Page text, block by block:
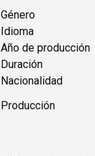
Género
Idioma
Año de producción
Duración
Nacionalidad
Producción